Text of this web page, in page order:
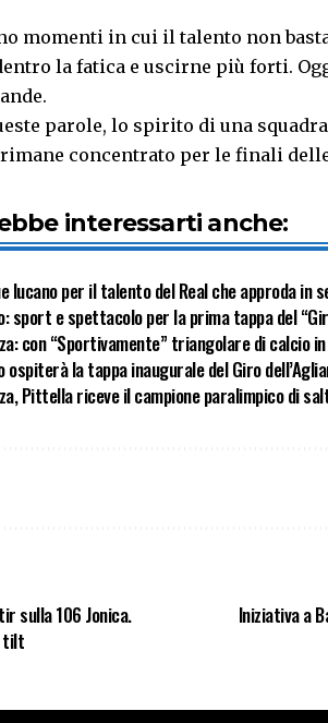
momenti in cui il talento non
la fatica e uscirne più forti.
parole, lo spirito di una
concentrato per le finali
interessarti anche:
lucano per il talento del Real che approda in
sport e spettacolo per la prima tappa del
con “Sportivamente” triangolare di calcio
ospiterà la tappa inaugurale del Giro
Pittella riceve il campione paralimpico di
sulla 106 Jonica.
tilt
Iniziativa a